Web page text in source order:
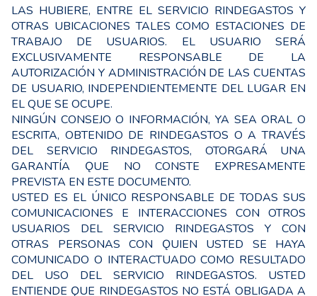
LAS HUBIERE, ENTRE EL SERVICIO RINDEGASTOS Y
OTRAS UBICACIONES TALES COMO ESTACIONES DE
TRABAJO DE USUARIOS. EL USUARIO SERÁ
EXCLUSIVAMENTE RESPONSABLE DE LA
AUTORIZACIÓN Y ADMINISTRACIÓN DE LAS CUENTAS
DE USUARIO, INDEPENDIENTEMENTE DEL LUGAR EN
EL QUE SE OCUPE.
NINGÚN CONSEJO O INFORMACIÓN, YA SEA ORAL O
ESCRITA, OBTENIDO DE RINDEGASTOS O A TRAVÉS
DEL SERVICIO RINDEGASTOS, OTORGARÁ UNA
GARANTÍA ǪUE NO CONSTE EXPRESAMENTE
PREVISTA EN ESTE DOCUMENTO.
USTED ES EL ÚNICO RESPONSABLE DE TODAS SUS
COMUNICACIONES E INTERACCIONES CON OTROS
USUARIOS DEL SERVICIO RINDEGASTOS Y CON
OTRAS PERSONAS CON ǪUIEN USTED SE HAYA
COMUNICADO O INTERACTUADO COMO RESULTADO
DEL USO DEL SERVICIO RINDEGASTOS. USTED
ENTIENDE ǪUE RINDEGASTOS NO ESTÁ OBLIGADA A